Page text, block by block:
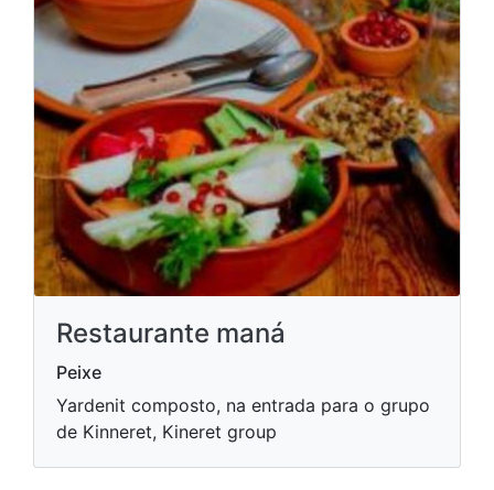
Restaurante maná
Peixe
Yardenit composto, na entrada para o grupo
de Kinneret, Kineret group